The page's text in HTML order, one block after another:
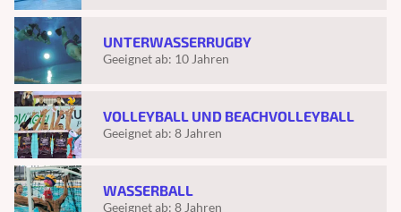
UNTERWASSERRUGBY
Geeignet ab: 10 Jahren
VOLLEYBALL UND BEACHVOLLEYBALL
Geeignet ab: 8 Jahren
WASSERBALL
Geeignet ab: 8 Jahren